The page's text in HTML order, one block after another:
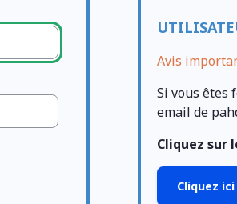
Avis
Si vous êtes
email de
Cliquez sur
Cliquez